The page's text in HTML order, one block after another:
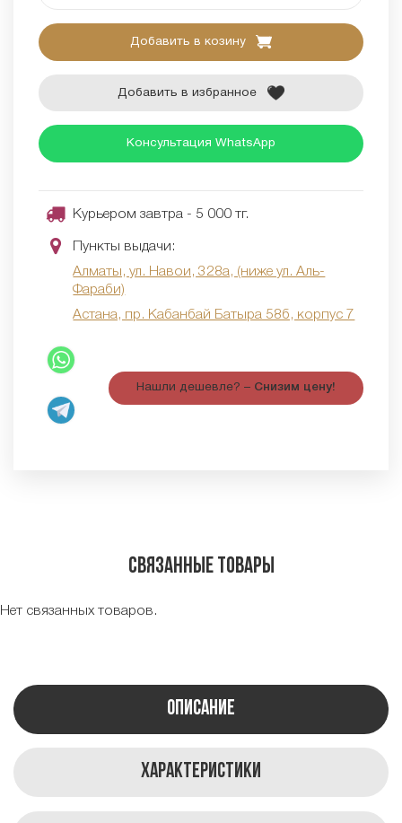
Добавить в козину
Добавить в избранное
Консультация WhatsApp
Курьером завтра - 5 000 тг.
Пункты выдачи:
Алматы, ул. Навои, 328а, (ниже ул. Аль-
Фараби)
Астана, пр. Кабанбай Батыра 58б, корпус 7
Нашли дешевле? – Снизим цену!
Связанные товары
Нет связанных товаров.
Описание
Характеристики